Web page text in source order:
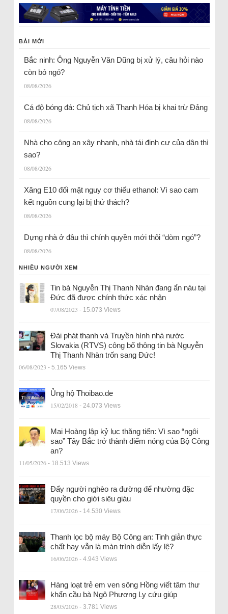
BÀI MỚI
Bắc ninh: Ông Nguyễn Văn Dũng bị xử lý, câu hỏi nào
còn bỏ ngỏ?
08/08/2026
Cá độ bóng đá: Chủ tịch xã Thanh Hóa bị khai trừ Đảng
08/08/2026
Nhà cho công an xây nhanh, nhà tái định cư của dân thì
sao?
08/08/2026
Xăng E10 đối mặt nguy cơ thiếu ethanol: Vì sao cam
kết nguồn cung lại bị thử thách?
08/08/2026
Dựng nhà ở đâu thì chính quyền mới thôi “dòm ngó”?
08/08/2026
NHIỀU NGƯỜI XEM
Tin bà Nguyễn Thị Thanh Nhàn đang ẩn náu tại
Đức đã được chính thức xác nhận
07/08/2023 - 15.073 Views
Đài phát thanh và Truyền hình nhà nước
Slovakia (RTVS) công bố thông tin bà Nguyễn
Thị Thanh Nhàn trốn sang Đức!
06/08/2023 - 5.165 Views
Ủng hộ Thoibao.de
15/02/2018 - 24.073 Views
Mai Hoàng lập kỷ lục thăng tiến: Vì sao “ngôi
sao” Tây Bắc trở thành điểm nóng của Bộ Công
an?
11/05/2026 - 18.513 Views
Đẩy người nghèo ra đường để nhường đặc
quyền cho giới siêu giàu
17/06/2026 - 14.530 Views
Thanh lọc bộ máy Bộ Công an: Tinh giản thực
chất hay vẫn là màn trình diễn lấy lệ?
16/06/2026 - 4.943 Views
Hàng loạt trẻ em ven sông Hồng viết tâm thư
khẩn cầu bà Ngô Phương Ly cứu giúp
28/05/2026 - 3.781 Views